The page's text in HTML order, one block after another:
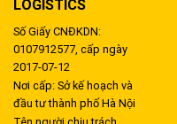
LOGISTICS
Số Giấy CNĐKDN:
0107912577, cấp ngày
2017-07-12
Nơi cấp: Sở kế hoạch và
đầu tư thành phố Hà Nội